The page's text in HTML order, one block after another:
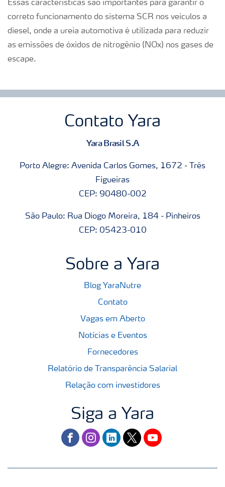
Essas características são importantes para garantir o
correto funcionamento do sistema SCR nos veículos a
diesel, onde a ureia automotiva é utilizada para reduzir
as emissões de óxidos de nitrogênio (NOx) nos gases de
escape.
Contato Yara
Yara Brasil S.A
Porto Alegre: Avenida Carlos Gomes, 1672 - Três
Figueiras
CEP: 90480-002
São Paulo: Rua Diogo Moreira, 184 - Pinheiros
CEP: 05423-010
Sobre a Yara
Blog YaraNutre
Contato
Vagas em Aberto
Notícias e Eventos
Fornecedores
Relatório de Transparência Salarial
Relação com investidores
Siga a Yara
facebookinstagram
linkedintwitteryoutube